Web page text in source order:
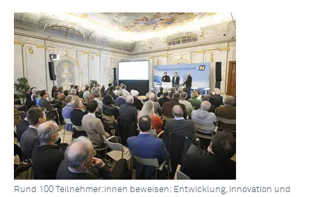
Rund 100 Teilnehmer:innen beweisen: Entwicklung, Innovation und